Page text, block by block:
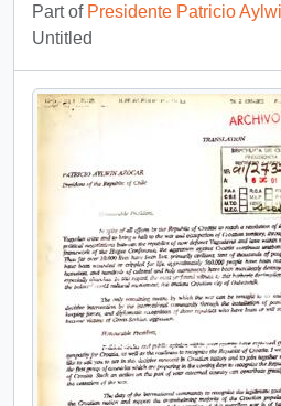
Part of Presidente Patricio
Untitled